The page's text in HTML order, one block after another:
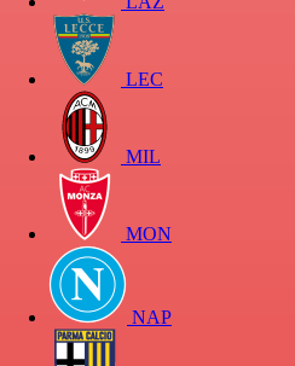
LEC
MIL
MON
NAP